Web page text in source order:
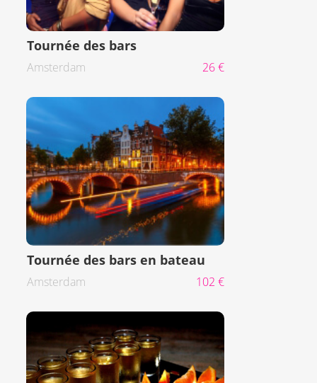
Tournée des bars
Amsterdam 26 €
Tournée des bars en bateau
Amsterdam 102 €